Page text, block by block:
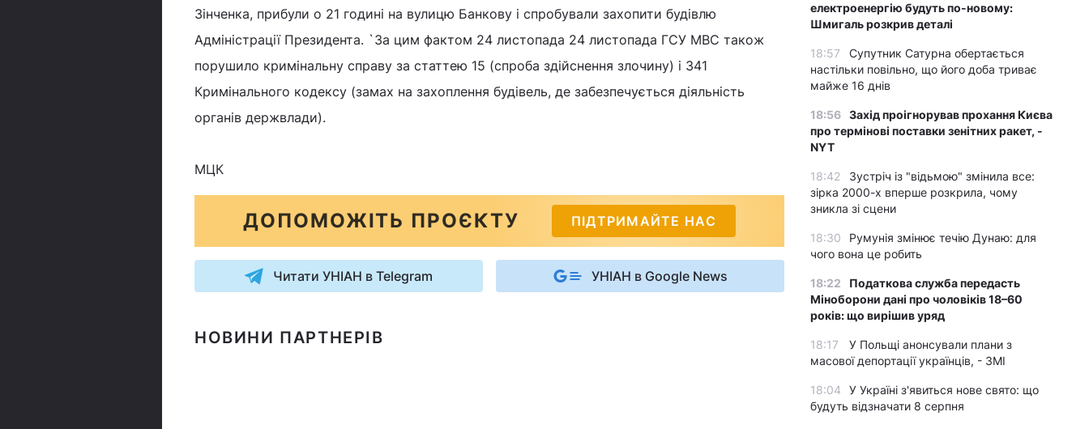
Зінченка, прибули о 21 годині на вулицю Банкову і спробували захопити будівлю
Адміністрації Президента. `За цим фактом 24 листопада 24 листопада ГСУ МВС також
порушило кримінальну справу за статтею 15 (спроба здійснення злочину) і 341
Кримінального кодексу (замах на захоплення будівель, де забезпечується діяльність
органів держвлади).
МЦК
ДОПОМОЖІТЬ ПРОЄКТУ ПІДТРИМАЙТЕ НАС
Читати УНІАН в Telegram УНІАН в Google News
НОВИНИ ПАРТНЕРІВ
електроенергію будуть по-новому:
Шмигаль розкрив деталі
18:57
Супутник Сатурна обертається
настільки повільно, що його доба триває
майже 16 днів
18:56 Захід проігнорував прохання Києва
про термінові поставки зенітних ракет, -
NYT
18:42
Зустріч із "відьмою" змінила все:
зірка 2000-х вперше розкрила, чому
зникла зі сцени
18:30
Румунія змінює течію Дунаю: для
чого вона це робить
18:22
Податкова служба передасть
Міноборони дані про чоловіків 18–60
років: що вирішив уряд
18:17
У Польщі анонсували плани з
масової депортації українців, - ЗМІ
18:04
У Україні з'явиться нове свято: що
будуть відзначати 8 серпня